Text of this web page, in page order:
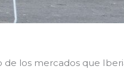
los mercados que